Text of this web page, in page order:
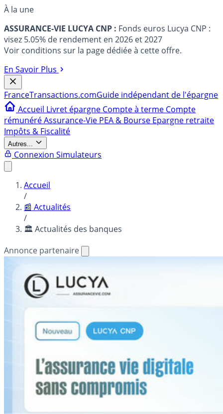
À la une
ASSURANCE-VIE LUCYA CNP : Fonds euros Lucya CNP :
visez 5.05% de rendement en 2026 et 2027
Voir conditions sur la page dédiée à cette offre.
En Savoir Plus
FranceTransactions.comGuide indépendant de l'épargne
Accueil Livret épargne Compte à terme Compte
rémunéréAssurance-Vie PEA & Bourse Epargne retraite
Impôts & Fiscalité
Autres...
Connexion Simulateurs
Accueil
/
📰 Actualités
/
🏛️ Actualités des banques
Annonce partenaire